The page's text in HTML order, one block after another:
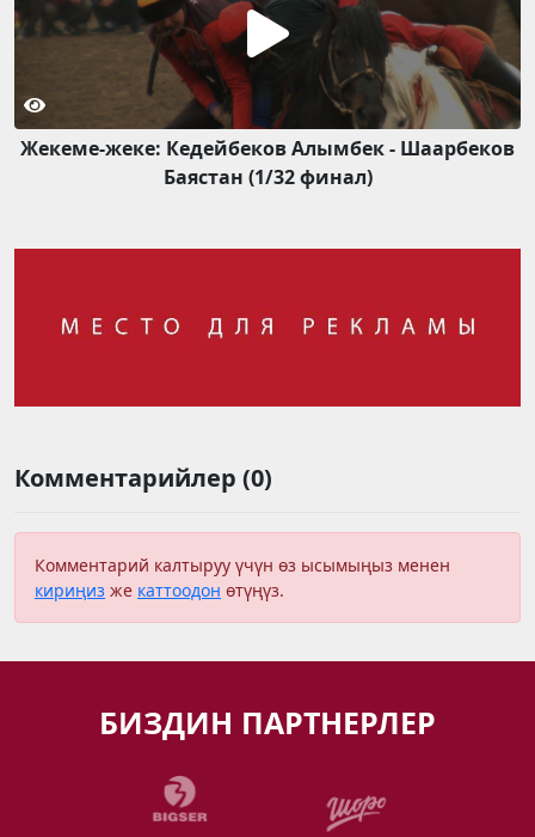
Жекеме-жеке: Кедейбеков Алымбек - Шаарбеков
Баястан (1/32 финал)
Комментарийлер (0)
Комментарий калтыруу үчүн өз ысымыңыз менен
кириңиз же каттоодон өтүңүз.
БИЗДИН ПАРТНЕРЛЕР